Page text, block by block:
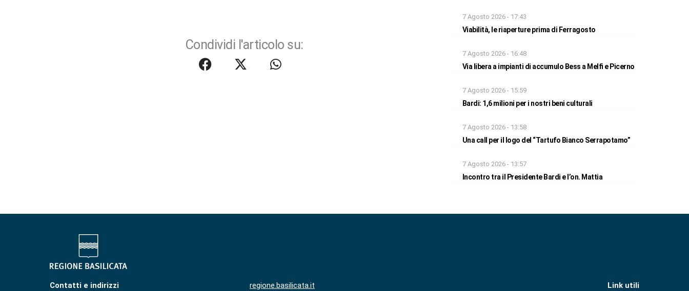
Condividi l'articolo su:
7 Agosto 2026 - 17:43
Viabilità, le riaperture prima di Ferragosto
7 Agosto 2026 - 16:48
Via libera a impianti di accumulo Bess a Melfi e Picerno
7 Agosto 2026 - 15:59
Bardi: 1,6 milioni per i nostri beni culturali
7 Agosto 2026 - 13:58
Una call per il logo del “Tartufo Bianco Serrapotamo”
7 Agosto 2026 - 13:57
Incontro tra il Presidente Bardi e l’on. Mattia
Contatti e indirizzi regione.basilicata.it Link utili